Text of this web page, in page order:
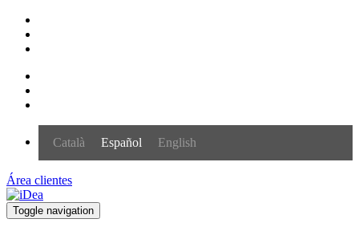
Català Español English
Área clientes
Toggle navigation